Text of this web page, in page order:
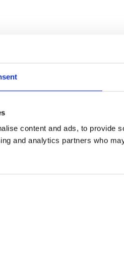
content and ads, to provide
and analytics partners who